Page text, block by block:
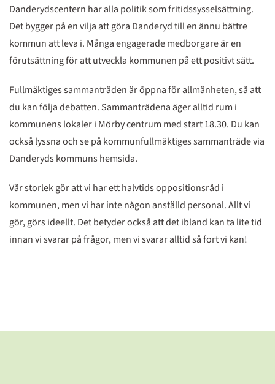
Danderydscentern har alla politik som fritidssysselsättning.
Det bygger på en vilja att göra Danderyd till en ännu bättre
kommun att leva i. Många engagerade medborgare är en
förutsättning för att utveckla kommunen på ett positivt sätt.
Fullmäktiges sammanträden är öppna för allmänheten, så att
du kan följa debatten. Sammanträdena äger alltid rum i
kommunens lokaler i Mörby centrum med start 18.30. Du kan
också lyssna och se på kommunfullmäktiges sammanträde via
Danderyds kommuns hemsida.
Vår storlek gör att vi har ett halvtids oppositionsråd i
kommunen, men vi har inte någon anställd personal. Allt vi
gör, görs ideellt. Det betyder också att det ibland kan ta lite tid
innan vi svarar på frågor, men vi svarar alltid så fort vi kan!